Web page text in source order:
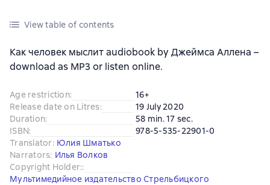
View table of contents
Как человек мыслит audiobook by Джеймса Аллена –
download as MP3 or listen online.
Age restriction:
16+
Release date on Litres:
19 July 2020
Duration:
58 min. 17 sec.
ISBN:
978-5-535-22901-0
Translator: Юлия Шматько
Narrators: Илья Волков
Copyright Holder::
Мультимедийное издательство Стрельбицкого